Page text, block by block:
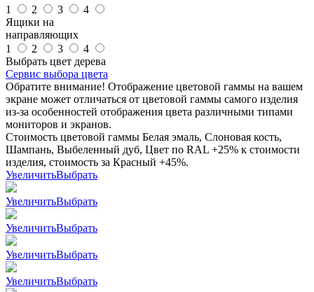
1
2 3
4
Ящики на
направляющих
1
2 3
4
Выбрать цвет дерева
Сервис выбора цвета
Обратите внимание! Отображение цветовой гаммы на вашем
экране может отличаться от цветовой гаммы самого изделия
из-за особенностей отображения цвета различными типами
мониторов и экранов.
Стоимость цветовой гаммы Белая эмаль, Слоновая кость,
Шампань, Выбеленный дуб, Цвет по RAL +25% к стоимости
изделия, стоимость за Красный +45%.
УвеличитьВыбрать
УвеличитьВыбрать
УвеличитьВыбрать
УвеличитьВыбрать
УвеличитьВыбрать